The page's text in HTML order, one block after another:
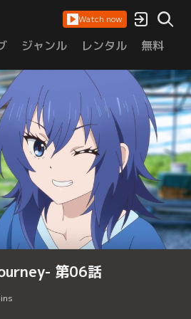
Watch now
ジャンル レンタル 無料
第06話